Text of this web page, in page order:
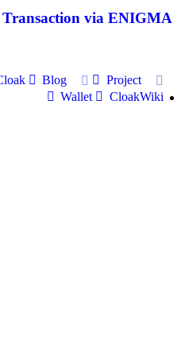
via ENIGMA
Blog
Project
Wallet
CloakWiki